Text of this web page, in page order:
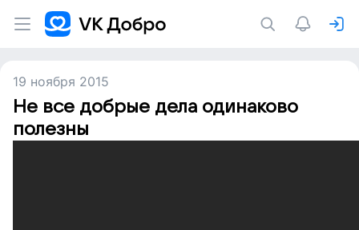
19 ноября 2015
Не все добрые дела одинаково
полезны